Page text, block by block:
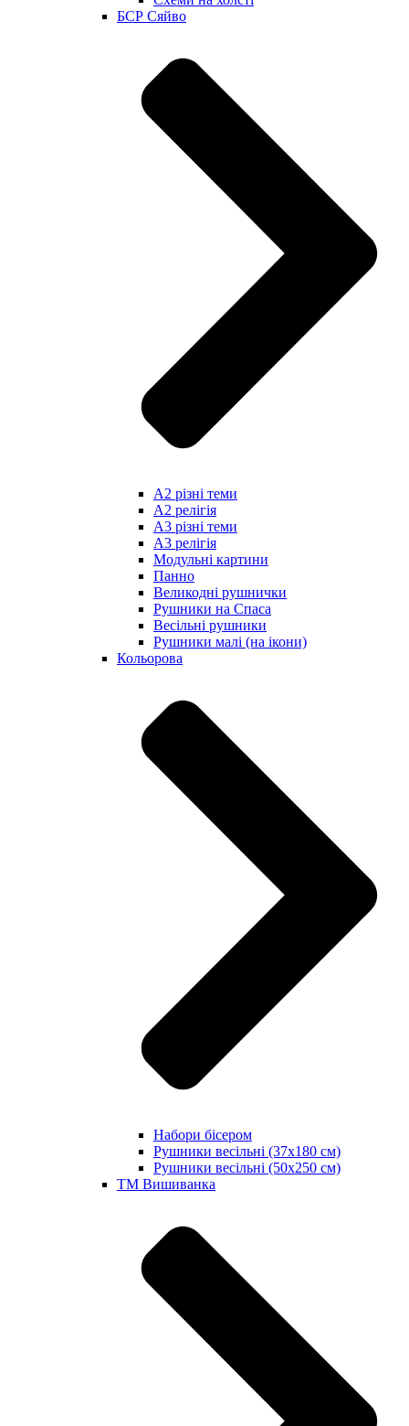
БСР Сяйво
А2 різні теми
А2 релігія
А3 різні теми
А3 релігія
Модульні картини
Панно
Великодні рушнички
Рушники на Спаса
Весільні рушники
Рушники малі (на ікони)
Кольорова
Набори бісером
Рушники весільні (37х180 см)
Рушники весільні (50х250 см)
ТМ Вишиванка